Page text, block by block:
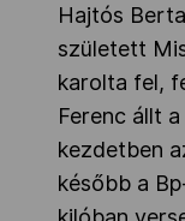
Hajtós
született
karolta fel,
Ferenc állt
kezdetben
később a